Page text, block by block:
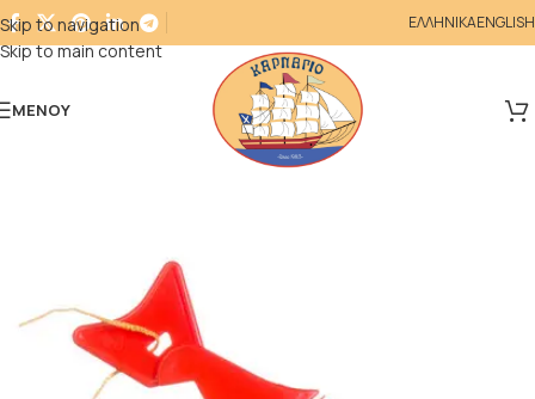
Skip to navigation
Skip to main content
ΕΛΛΗΝΙΚΑENGLISH
ΜΕΝΟΎ